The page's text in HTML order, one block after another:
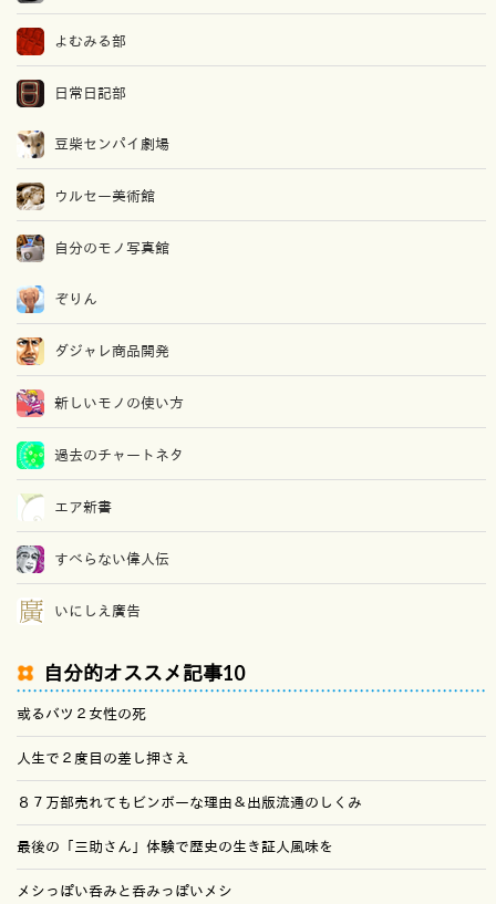
よむみる部
日常日記部
豆柴センパイ劇場
ウルセー美術館
自分のモノ写真館
ぞりん
ダジャレ商品開発
新しいモノの使い方
過去のチャートネタ
エア新書
すべらない偉人伝
いにしえ廣告
自分的オススメ記事10
或るバツ２女性の死
人生で２度目の差し押さえ
８７万部売れてもビンボーな理由＆出版流通のしくみ
最後の「三助さん」体験で歴史の生き証人風味を
メシっぽい呑みと呑みっぽいメシ